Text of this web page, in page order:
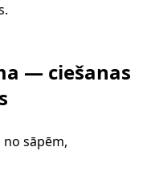
— ciešanas
sāpēm,